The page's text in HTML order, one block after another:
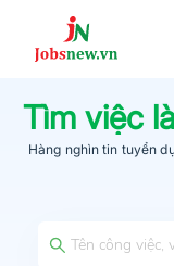
Tìm việc
Hàng nghìn tin tuyển